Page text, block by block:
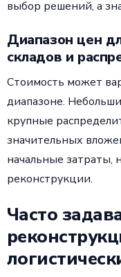
выбор решений, а
Диапазон цен
складов и
Стоимость может
диапазоне.
крупные
значительных
начальные
реконструкции.
Часто